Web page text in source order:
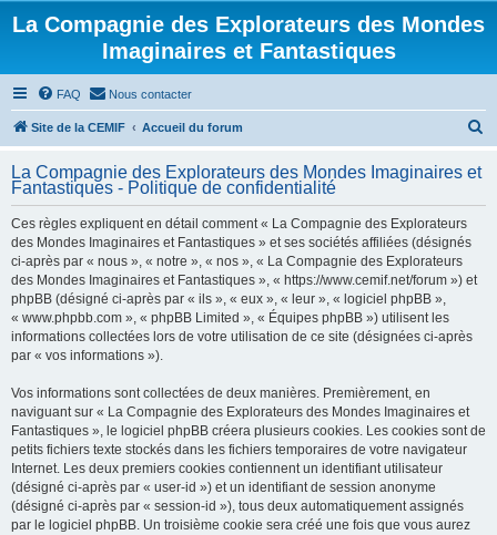
La Compagnie des Explorateurs des Mondes
Imaginaires et Fantastiques
FAQ Nous contacter
Site de la CEMIF Accueil du forum
h
La Compagnie des Explorateurs des Mondes Imaginaires et
Fantastiques - Politique de confidentialité
Ces règles expliquent en détail comment « La Compagnie des Explorateurs
des Mondes Imaginaires et Fantastiques » et ses sociétés affiliées (désignés
ci-après par « nous », « notre », « nos », « La Compagnie des Explorateurs
des Mondes Imaginaires et Fantastiques », « https://www.cemif.net/forum ») et
phpBB (désigné ci-après par « ils », « eux », « leur », « logiciel phpBB »,
« www.phpbb.com », « phpBB Limited », « Équipes phpBB ») utilisent les
informations collectées lors de votre utilisation de ce site (désignées ci-après
par « vos informations »).
Vos informations sont collectées de deux manières. Premièrement, en
naviguant sur « La Compagnie des Explorateurs des Mondes Imaginaires et
Fantastiques », le logiciel phpBB créera plusieurs cookies. Les cookies sont de
petits fichiers texte stockés dans les fichiers temporaires de votre navigateur
Internet. Les deux premiers cookies contiennent un identifiant utilisateur
(désigné ci-après par « user-id ») et un identifiant de session anonyme
(désigné ci-après par « session-id »), tous deux automatiquement assignés
par le logiciel phpBB. Un troisième cookie sera créé une fois que vous aurez